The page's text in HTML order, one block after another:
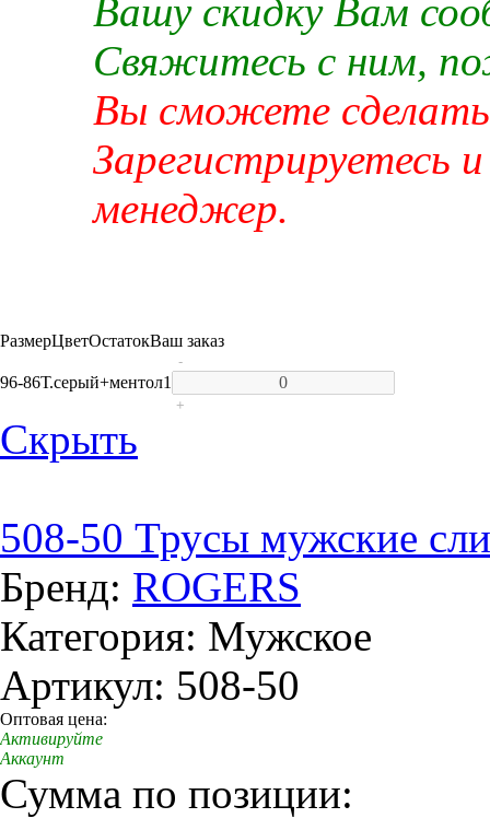
Вашу скидку Вам
Свяжитесь с ним,
Вы сможете сделать
Зарегистрируетесь
менеджер.
РазмерЦветОстатокВаш заказ
96-86Т.серый+ментол1
-
+
Скрыть
508-50 Трусы мужские
Бренд: ROGERS
Категория: Мужское
Артикул: 508-50
Оптовая цена:
Активируйте
Аккаунт
Сумма по позиции: